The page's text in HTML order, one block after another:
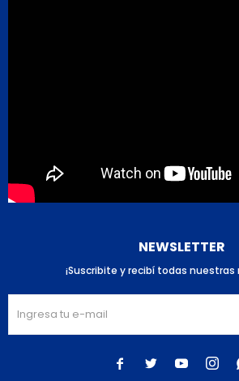
NEWSLETTER
¡Suscribite y recibí todas
   